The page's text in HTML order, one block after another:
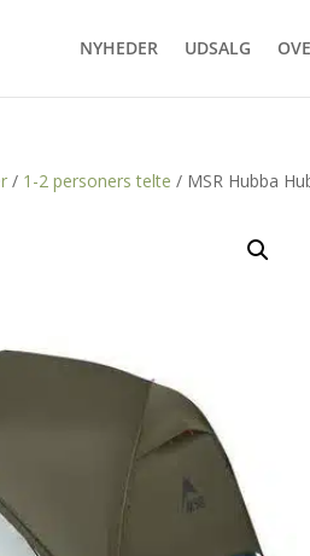
NYHEDER UDSALG
/ 1-2 personers telte / MSR Hubba